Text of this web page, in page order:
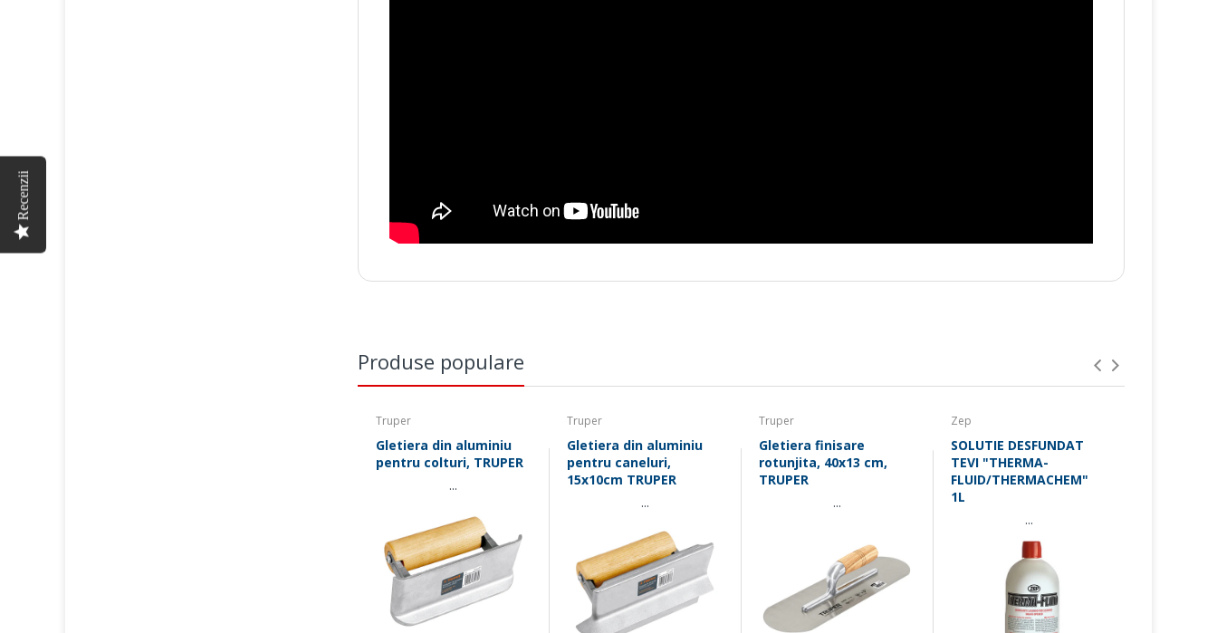
pentru utilizarea cu unelte de 1/4"
material otel crom vanadiu
varianta scurta
Serviciu Destinatie Plasare comanda
Expediere comanda
Sameday,
Luni - Vineri (comenzi plasate
Produse populare
Truper
Gletiera din aluminiu
pentru colturi, TRUPER
...
Truper
Gletiera din aluminiu
pentru caneluri,
15x10cm TRUPER
...
Truper
Gletiera finisare
rotunjita, 40x13 cm,
TRUPER
...
Zep
SOLUTIE DESFUNDAT
TEVI "THERMA-
FLUID/THERMACHEM"
1L
...
Recenzii